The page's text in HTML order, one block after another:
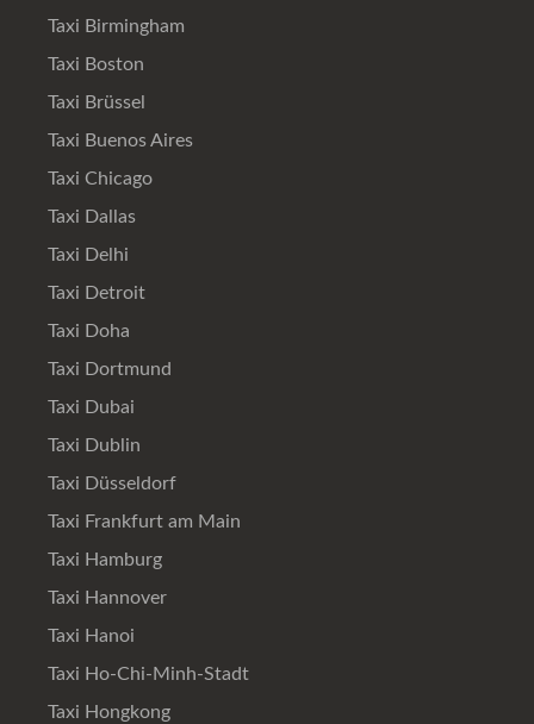
Taxi Birmingham
Taxi Boston
Taxi Brüssel
Taxi Buenos Aires
Taxi Chicago
Taxi Dallas
Taxi Delhi
Taxi Detroit
Taxi Doha
Taxi Dortmund
Taxi Dubai
Taxi Dublin
Taxi Düsseldorf
Taxi Frankfurt am Main
Taxi Hamburg
Taxi Hannover
Taxi Hanoi
Taxi Ho-Chi-Minh-Stadt
Taxi Hongkong